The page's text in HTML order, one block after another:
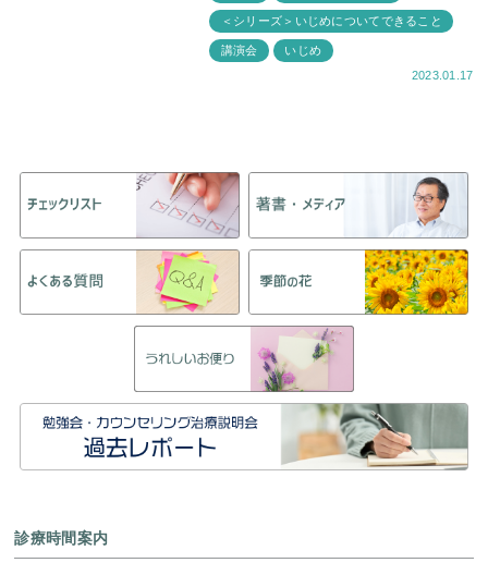
＜シリーズ＞いじめについてできること
講演会
いじめ
2023.01.17
診療時間案内